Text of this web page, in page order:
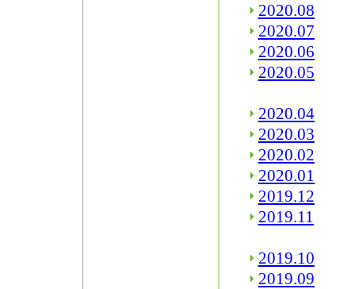
2020.08
2020.07
2020.06
2020.05
2020.04
2020.03
2020.02
2020.01
2019.12
2019.11
2019.10
2019.09